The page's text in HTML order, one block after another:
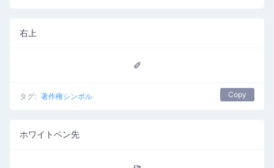
右上
✐
タグ: 著作権シンボル Copy
ホワイトペン先